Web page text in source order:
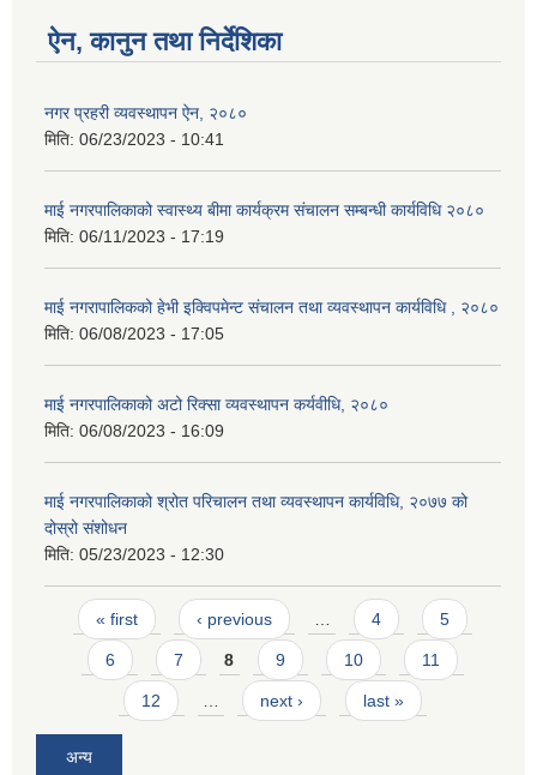
ऐन, कानुन तथा निर्देशिका
नगर प्रहरी व्यवस्थापन ऐन, २०८०
मिति: 06/23/2023 - 10:41
माई नगरपालिकाको स्वास्थ्य बीमा कार्यक्रम संचालन सम्बन्धी कार्यविधि २०८०
मिति: 06/11/2023 - 17:19
माई नगरापालिकको हेभी इक्विपमेन्ट संचालन तथा व्यवस्थापन कार्यविधि , २०८०
मिति: 06/08/2023 - 17:05
माई नगरपालिकाको अटो रिक्सा व्यवस्थापन कर्यवीधि, २०८०
मिति: 06/08/2023 - 16:09
माई नगरपालिकाको श्रोत परिचालन तथा व्यवस्थापन कार्यविधि, २०७७ को
दोस्रो संशोधन
मिति: 05/23/2023 - 12:30
Pages
« first ‹ previous … 4 5
6 7 8 9 10 11
12 … next › last »
अन्य